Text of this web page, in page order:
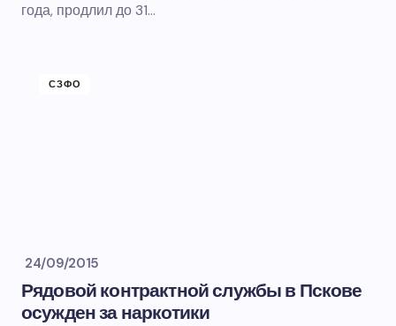
года, продлил до 31…
СЗФО
24/09/2015
Рядовой контрактной службы в Пскове
осужден за наркотики